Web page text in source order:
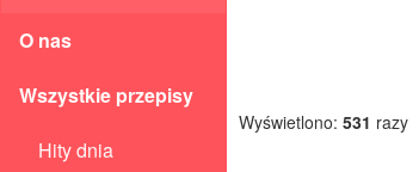
O nas
Wszystkie przepisy
Hity dnia
Wyświetlono: 531 razy